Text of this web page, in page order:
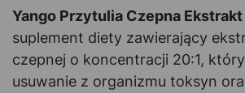
Yango Przytulia Czepna Ekstrakt
suplement diety zawierający
czepnej o koncentracji 20:1,
usuwanie z organizmu toksyn